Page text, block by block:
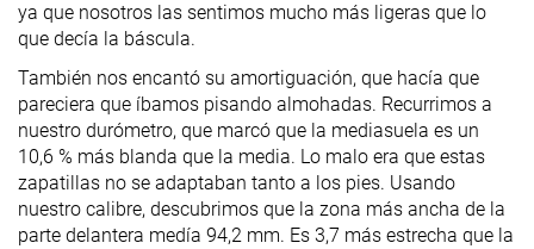
ya que nosotros las sentimos mucho más ligeras que lo
que decía la báscula.
También nos encantó su amortiguación, que hacía que
pareciera que íbamos pisando almohadas. Recurrimos a
nuestro durómetro, que marcó que la mediasuela es un
10,6 % más blanda que la media. Lo malo era que estas
zapatillas no se adaptaban tanto a los pies. Usando
nuestro calibre, descubrimos que la zona más ancha de la
parte delantera medía 94,2 mm. Es 3,7 más estrecha que la